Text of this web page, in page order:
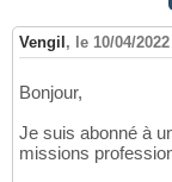
Vengil , le 10/04/
Bonjour,
Je suis abonné à
missions